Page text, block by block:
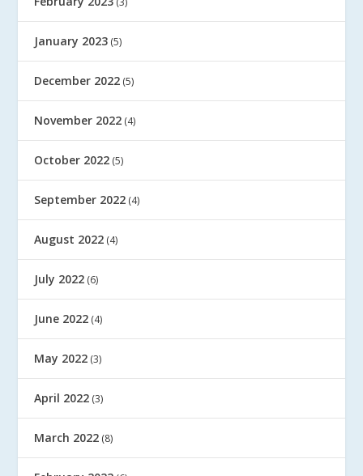
January 2023 (5)
December 2022 (5)
November 2022 (4)
October 2022 (5)
September 2022 (4)
August 2022 (4)
July 2022 (6)
June 2022 (4)
May 2022 (3)
April 2022 (3)
March 2022 (8)